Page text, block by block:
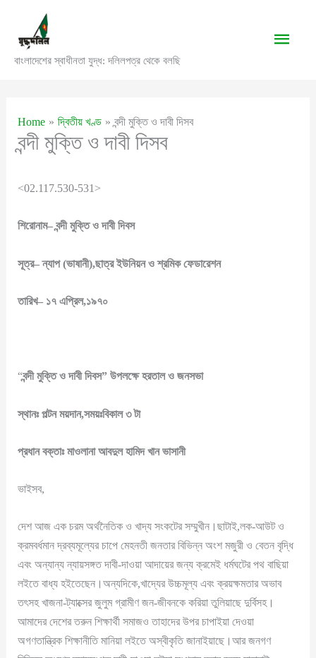
content
বাংলাদেশের স্বাধীনতা যুদ্ধ: দলিলপত্র থেকে বলছি
Main
Home দ্বিতীয় খণ্ড বন্দী মুক্তি ও দাবী দিসব
বন্দী মুক্তি ও দাবী দিসব
<02.117.530-531>
শিরোনাম–বন্দী মুক্তি ও দাবী দিবস
সূত্র–ন্যাপ(ভাষানী),ছাত্র ইউনিয়ন ও শ্রমিক ফেডারেশন
তারিখ– ১৭ এপ্রিল,১৯৭০
“বন্দী মুক্তি ও দাবী দিবস”উপলক্ষে হরতাল ও জনসভা
স্থানঃ পল্টন ময়দান,সময়ঃবিকাল ৩ টা
প্রধান বক্তাঃ মাওলানা আবদুল হামিদ খান ভাসানী
ভাইসব,
দেশ আজ এক চরম অর্থনৈতিক ও খাদ্য সংকটের সম্মুখীন।ছাটাই,লক-আউট ও
ক্রমবর্ধমান দ্রব্যমূল্যের চাপে মেহনতী জনতার বিভিন্ন অংশ মজুরী ও বেতন বৃদ্ধি
এবং অন্যান্য ন্যায়সঙ্গত দাবী-দাওয়া আদায়ের জন্য ক্রমেই ধর্মঘটের পথ বাছিয়া
লইতে বাধ্য হইতেছেন।অন্যদিকে,খাদ্যের উচ্চমূল্য এবং ক্রয়ক্ষমতার অভাব
তৎসহ খাজনা-ট্যাক্সের জুলুম গ্রামীণ জন-জীবনকে করিয়া তুলিয়াছে দুর্বিসহ।
আমাদের দেশের তরুন শিক্ষার্থী সমাজও তাহাদের উপর চাপাইয়া দেওয়া
অগণতান্ত্রিক শিক্ষানীতি মানিয়া লইতে অস্বীকৃতি জানাইয়াছে।আর জনগণ